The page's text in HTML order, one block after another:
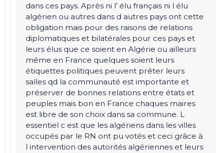
dans ces pays. Après ni l’ élu français ni l élu
algérien ou autres dans d autres pays ont cette
obligation mais pour des raisons de relations
diplomatiques et bilatérales pour ces pays et
leurs élus que ce soient en Algérie ou ailleurs
même en France quelques soient leurs
étiquettes politiques peuvent prêter leurs
salles qd la communauté est importante et
préserver de bonnes relations entre états et
peuples mais bon en France chaques maires
est libre de son choix dans sa commune. L
essentiel c est que les algériens dans les villes
occupés par le RN ont pu votés et ceci grâce à
l intervention des autorités algériennes et leurs